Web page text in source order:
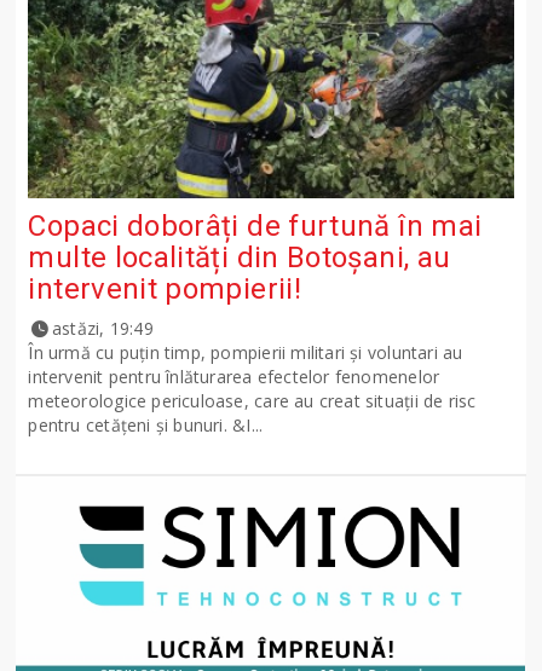
Copaci doborâți de furtună în mai
multe localități din Botoșani, au
intervenit pompierii!
astăzi, 19:49
În urmă cu puțin timp, pompierii militari și voluntari au
intervenit pentru înlăturarea efectelor fenomenelor
meteorologice periculoase, care au creat situații de risc
pentru cetățeni și bunuri. &I...